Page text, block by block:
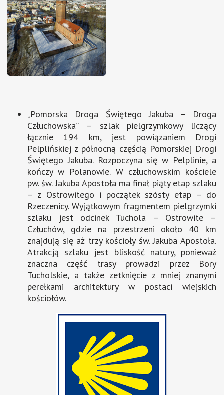
„Pomorska Droga Świętego Jakuba – Droga
Człuchowska” – szlak pielgrzymkowy liczący
łącznie 194 km, jest powiązaniem Drogi
Pelplińskiej z północną częścią Pomorskiej Drogi
Świętego Jakuba. Rozpoczyna się w Pelplinie, a
kończy w Polanowie. W człuchowskim kościele
pw. św. Jakuba Apostoła ma finał piąty etap szlaku
– z Ostrowitego i początek szósty etap – do
Rzeczenicy. Wyjątkowym fragmentem pielgrzymki
szlaku jest odcinek Tuchola – Ostrowite –
Człuchów, gdzie na przestrzeni około 40 km
znajdują się aż trzy kościoły św. Jakuba Apostoła.
Atrakcją szlaku jest bliskość natury, ponieważ
znaczna część trasy prowadzi przez Bory
Tucholskie, a także zetknięcie z mniej znanymi
perełkami architektury w postaci wiejskich
kościołów.